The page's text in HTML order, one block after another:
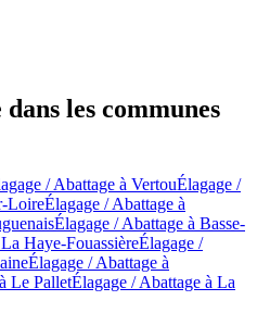
dans les communes
/ Abattage à VertouÉlagage /
LoireÉlagage / Abattage à
Élagage / Abattage à Basse-
La Haye-FouassièreÉlagage /
Élagage / Abattage à
à Le PalletÉlagage / Abattage à La